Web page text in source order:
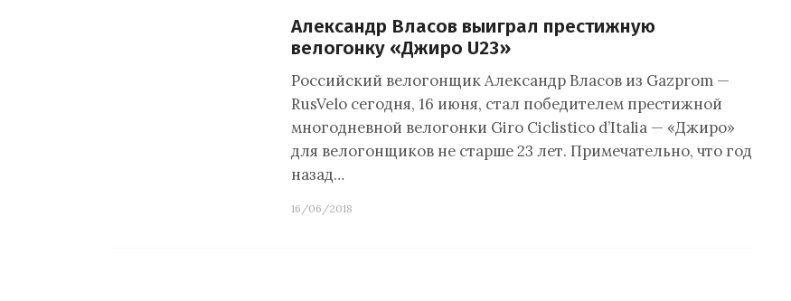
Александр Власов выиграл престижную
велогонку «Джиро U23»
Российский велогонщик Александр Власов из Gazprom —
RusVelo сегодня, 16 июня, стал победителем престижной
многодневной велогонки Giro Ciclistico d’Italia — «Джиро»
для велогонщиков не старше 23 лет. Примечательно, что год
назад…
16/06/2018